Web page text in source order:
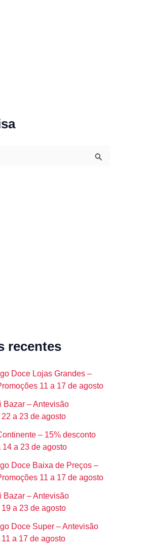
recentes
Doce Lojas Grandes –
11 a 17 de agosto
Bazar – Antevisão
a 23 de agosto
– 15% desconto
14 a 23 de agosto
Doce Baixa de Preços –
11 a 17 de agosto
Bazar – Antevisão
a 23 de agosto
Doce Super – Antevisão
a 17 de agosto